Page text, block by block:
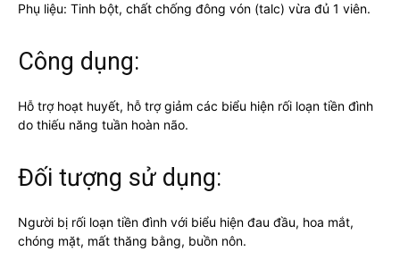
Phụ liệu: Tinh bột, chất chống đông vón (talc) vừa đủ 1 viên.
Công dụng:
Hỗ trợ hoạt huyết, hỗ trợ giảm các biểu hiện rối loạn tiền đình
do thiếu năng tuần hoàn não.
Đối tượng sử dụng:
Người bị rối loạn tiền đình với biểu hiện đau đầu, hoa mắt,
chóng mặt, mất thăng bằng, buồn nôn.